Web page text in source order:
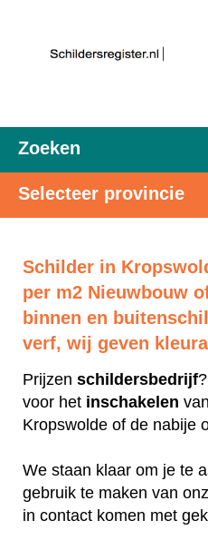
Zoeken
Selecteer provincie
Schilder in
per m2 Nieuwbouw
binnen en
verf, wij geven
Prijzen schildersbedrijf
voor het inschakelen
Kropswolde of de nabije
We staan klaar om je te
gebruik te maken van
in contact komen met